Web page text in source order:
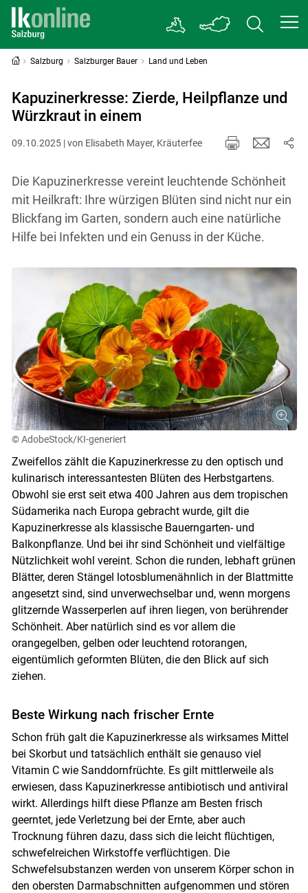
Salzburg Salzburger Bauer Land und Leben
Kapuzinerkresse: Zierde, Heilpflanze und
Würzkraut in einem
09.10.2025 | von Elisabeth Mayer, Kräuterfee
Die Kapuzinerkresse vereint leuchtende Schönheit
mit Heilkraft: Ihre würzigen Blüten sind nicht nur ein
Blickfang im Garten, sondern auch eine natürliche
Hilfe bei Infekten und ein Genuss in der Küche.
© AdobeStock/KI-generiert
Zweifellos zählt die Kapuzinerkresse zu den optisch und
kulinarisch interessantesten Blüten des Herbstgartens.
Obwohl sie erst seit etwa 400 Jahren aus dem tropischen
Südamerika nach Europa gebracht wurde, gilt die
Kapuzinerkresse als klassische Bauerngarten- und
Balkonpflanze. Und bei ihr sind Schönheit und vielfältige
Nützlichkeit wohl vereint. Schon die runden, lebhaft grünen
Blätter, deren Stängel lotosblumenähnlich in der Blattmitte
angesetzt sind, sind unverwechselbar und, wenn morgens
glitzernde Wasserperlen auf ihren liegen, von berührender
Schönheit. Aber natürlich sind es vor allem die
orangegelben, gelben oder leuchtend rotorangen,
eigentümlich geformten Blüten, die den Blick auf sich
ziehen.
Beste Wirkung nach frischer Ernte
Schon früh galt die Kapuzinerkresse als wirksames Mittel
bei Skorbut und tatsächlich enthält sie genauso viel
Vitamin C wie Sanddornfrüchte. Es gilt mittlerweile als
erwiesen, dass Kapuzinerkresse antibiotisch und antiviral
wirkt. Allerdings hilft diese Pflanze am Besten frisch
geerntet, jede Verletzung bei der Ernte, aber auch
Trocknung führen dazu, dass sich die leicht flüchtigen,
schwefelreichen Wirkstoffe verflüchtigen. Die
Schwefelsubstanzen werden von unserem Körper schon in
den obersten Darmabschnitten aufgenommen und stören